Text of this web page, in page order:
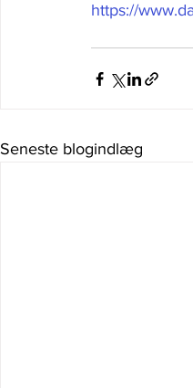
https://
Seneste blogindlæg